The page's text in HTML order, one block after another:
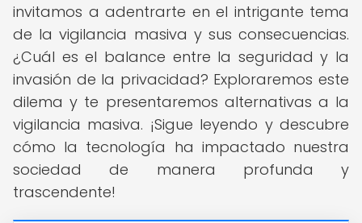
invitamos a adentrarte en el intrigante tema
de la vigilancia masiva y sus consecuencias.
¿Cuál es el balance entre la seguridad y la
invasión de la privacidad? Exploraremos este
dilema y te presentaremos alternativas a la
vigilancia masiva. ¡Sigue leyendo y descubre
cómo la tecnología ha impactado nuestra
sociedad de manera profunda y
trascendente!